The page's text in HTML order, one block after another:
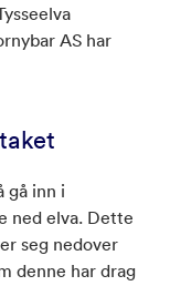
AS har
gå inn i
ned elva. Dette
seg nedover
denne har drag